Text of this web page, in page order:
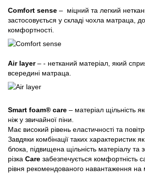
Comfort sense – міцний та легкий
застосовується у складі чохла матраца,
комфортності.
Air layer– - нетканий матеріал, який
всередині матраца.
Smart foam® care – матеріал щільність
ніж у звичайної піни.
Має високий рівень еластичності та
Завдяки комбінації таких характеристик
блока, підвищена щільність матеріалу та
різка Care забезпечується комфортність
рівня рекомендованого навантаження на